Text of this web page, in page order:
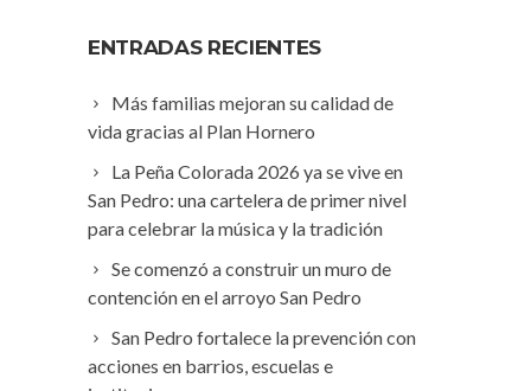
ENTRADAS RECIENTES
Más familias mejoran su calidad de
vida gracias al Plan Hornero
La Peña Colorada 2026 ya se vive en
San Pedro: una cartelera de primer nivel
para celebrar la música y la tradición
Se comenzó a construir un muro de
contención en el arroyo San Pedro
San Pedro fortalece la prevención con
acciones en barrios, escuelas e